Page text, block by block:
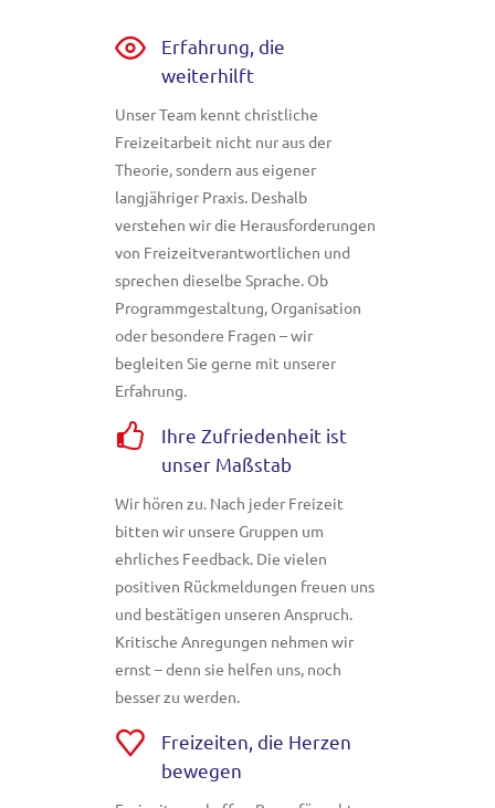
Erfahrung, die
weiterhilft
Unser Team kennt christliche
Freizeitarbeit nicht nur aus der
Theorie, sondern aus eigener
langjähriger Praxis. Deshalb
verstehen wir die Herausforderungen
von Freizeitverantwortlichen und
sprechen dieselbe Sprache. Ob
Programmgestaltung, Organisation
oder besondere Fragen – wir
begleiten Sie gerne mit unserer
Erfahrung.
Ihre Zufriedenheit ist
unser Maßstab
Wir hören zu. Nach jeder Freizeit
bitten wir unsere Gruppen um
ehrliches Feedback. Die vielen
positiven Rückmeldungen freuen uns
und bestätigen unseren Anspruch.
Kritische Anregungen nehmen wir
ernst – denn sie helfen uns, noch
besser zu werden.
Freizeiten, die Herzen
bewegen